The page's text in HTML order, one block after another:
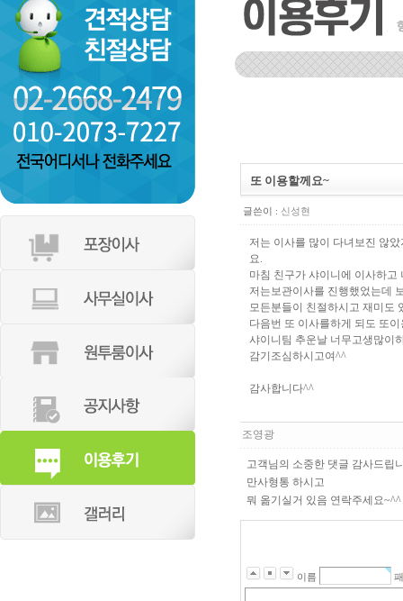
등촌동 서광 106-1002
또 이용할께요~
글쓴이 : 신성현
저는 이사를 많이 다녀보진 않
요.
마침 친구가 샤이니에 이사하
저는보관이사를 진행했었는데
모든분들이 친절하시고 재미도
다음번 또 이사를하게 되도 또
샤이니팀 추운날 너무고생많이
감기조심하시고여^^
감사합니다^^
조영광
고객님의 소중한 댓글 감사드립
만사형통 하시고
뭐 옮기실거 있음 연락주세요~^^
이름